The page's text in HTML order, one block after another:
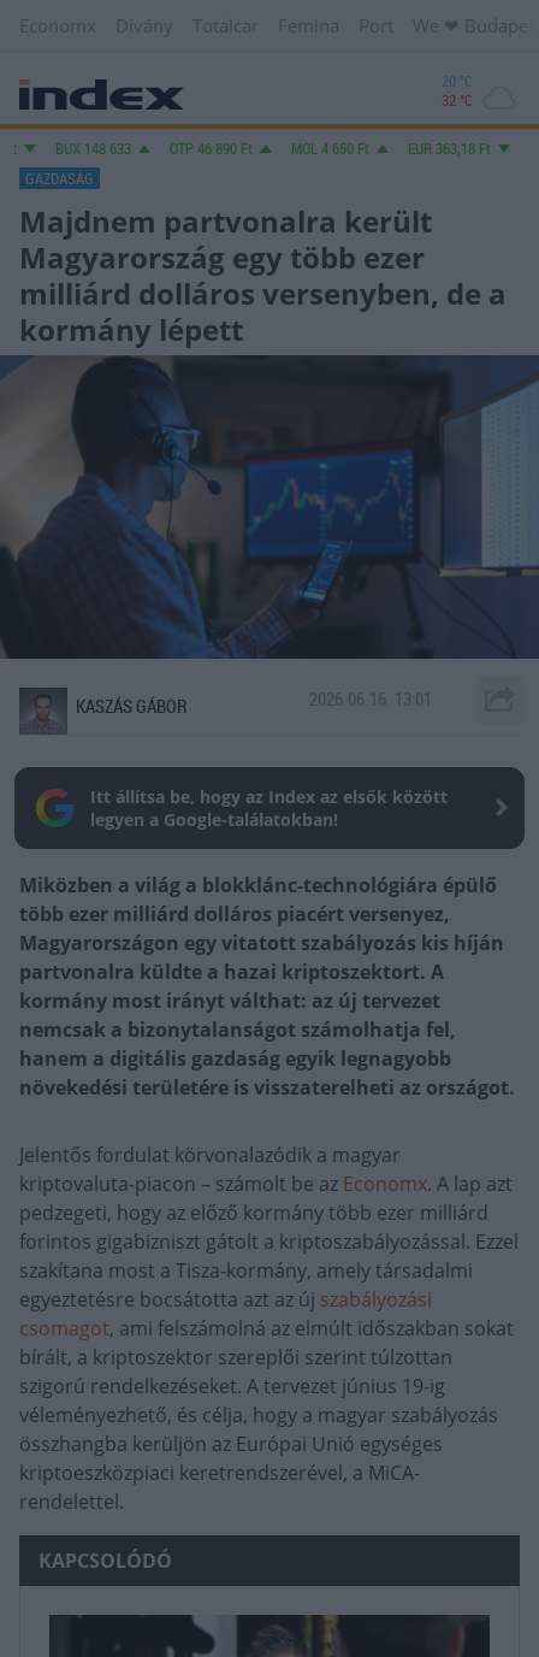
Economx Dívány Totalcar Femina Port We ❤︎
BUX 148 633 OTP 46 890Ft MOL 4 650Ft EUR 363,18Ft USD
20 °C
32 °C
GAZDASÁG
Majdnem partvonalra került
Magyarország egy több ezer
milliárd dolláros versenyben, de a
kormány lépett
KASZÁS GÁBOR 2026.06.16. 13:01
Itt állítsa be, hogy az Index az elsők között
legyen a Google-találatokban!
Miközben a világ a blokklánc-technológiára épülő
több ezer milliárd dolláros piacért versenyez,
Magyarországon egy vitatott szabályozás kis híján
partvonalra küldte a hazai kriptoszektort. A
kormány most irányt válthat: az új tervezet
nemcsak a bizonytalanságot számolhatja fel,
hanem a digitális gazdaság egyik legnagyobb
növekedési területére is visszaterelheti az országot.
Jelentős fordulat körvonalazódik a magyar
kriptovaluta-piacon – számolt be az Economx. A lap azt
pedzegeti, hogy az előző kormány több ezer milliárd
forintos gigabizniszt gátolt a kriptoszabályozással. Ezzel
szakítana most a Tisza-kormány, amelytársadalmi
egyeztetésre bocsátotta azt az új szabályozási
csomagot, ami felszámolná az elmúlt időszakban sokat
bírált, a kriptoszektor szereplői szerint túlzottan
szigorú rendelkezéseket. A tervezet június 19-ig
véleményezhető, és célja, hogy a magyar szabályozás
összhangba kerüljön az Európai Unió egységes
kriptoeszközpiaci keretrendszerével, a MiCA-
rendelettel.
KAPCSOLÓDÓ